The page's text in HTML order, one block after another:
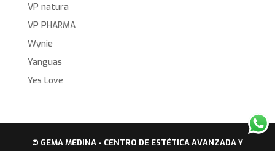
VP natura
VP PHARMA
Wynie
Yanguas
Yes Love
© GEMA MEDINA - CENTRO DE ESTÉTICA AVANZADA Y